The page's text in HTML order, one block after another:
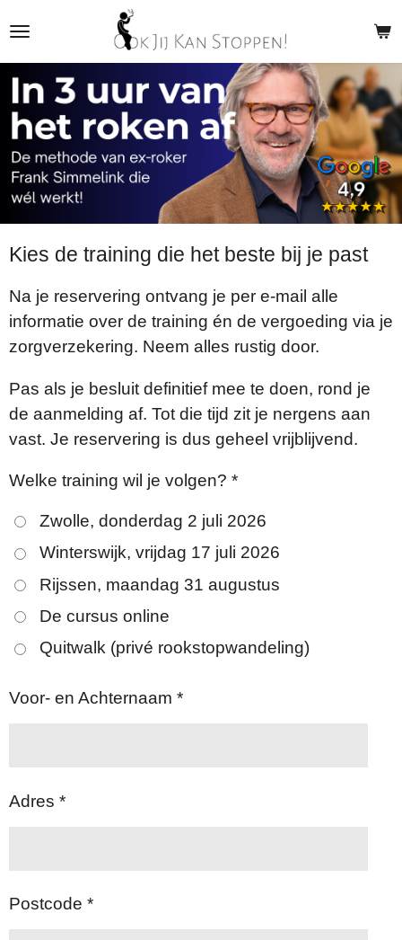
hoofdinhoud
Kies de training die het beste bij je past
Na je reservering ontvang je per e-mail alle
informatie over de training én de vergoeding via je
zorgverzekering. Neem alles rustig door.
Pas als je besluit definitief mee te doen, rond je
de aanmelding af. Tot die tijd zit je nergens aan
vast. Je reservering is dus geheel vrijblijvend.
Welke training wil je volgen? *
Zwolle, donderdag 2 juli 2026
Winterswijk, vrijdag 17 juli 2026
Rijssen, maandag 31 augustus
De cursus online
Quitwalk (privé rookstopwandeling)
Voor- en Achternaam *
Adres *
Postcode *